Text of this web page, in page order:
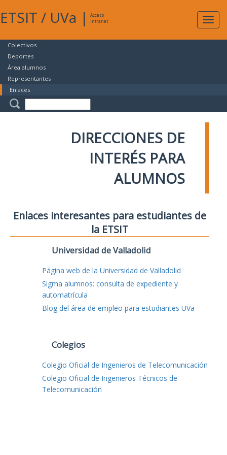
ETSIT / UVa |
Acceso
Intranet
Colectivos
Deportes
Área alumnos
Representantes
Enlaces
DIRECCIONES DE
INTERÉS PARA
ALUMNOS
Enlaces interesantes para estudiantes de
la ETSIT
Universidad de Valladolid
Página web de la Universidad de Valladolid
Sigma alumnos: consulta de expediente y
automatrícula
Blog del área de empleo para estudiantes UVa
Colegios
Colegio Oficial de Ingenieros de Telecomunicación
Colegio Oficial de Ingenieros Técnicos de
Telecomunicación